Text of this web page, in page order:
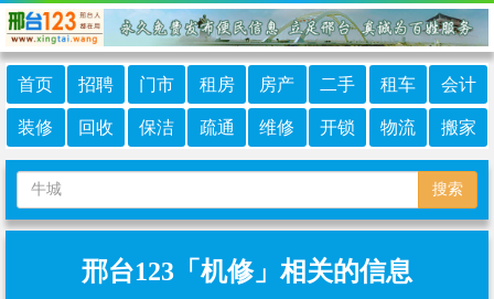
首页 招聘 门市 租房 房产 二手 租车 会计
装修 回收 保洁 疏通 维修 开锁 物流 搬家
搜索
邢台123「机修」相关的信息